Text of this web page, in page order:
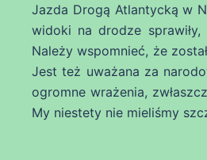
Jazda Drogą Atlantycką w
widoki na drodze
Należy wspomnieć, że
Jest też uważana za
ogromne wrażenia,
My niestety nie mieliśmy